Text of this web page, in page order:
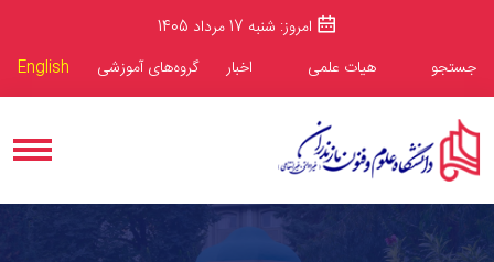
امروز: شنبه 17 مرداد 1405
جستجو
هیات علمی اخبار گروه‌های آموزشی English